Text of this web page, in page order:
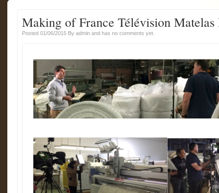
Making of France Télévision Matelas
Posted 01/06/2015 By admin and has no comments yet.